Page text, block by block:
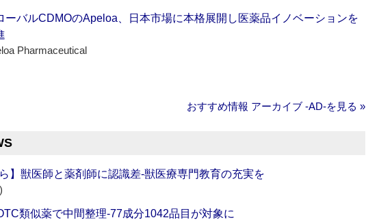
ーバルCDMOのApeloa、日本市場に本格展開し医薬品イノベーションを
Pharmaceutical
おすすめ情報 アーカイブ ‐AD‐を見る »
】獣医師と薬剤師に認識差‐獣医療専門教育の充実を
類似薬で中間整理‐77成分1042品目が対象に